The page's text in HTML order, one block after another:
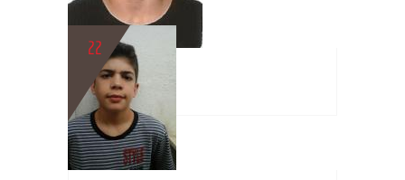
LUCAS
MEDIOCENTRO
22